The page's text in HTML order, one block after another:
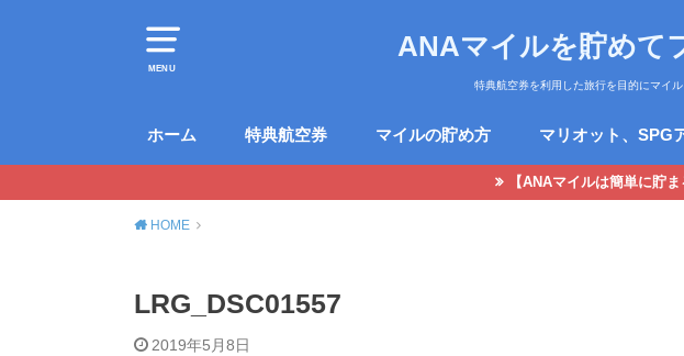
MENU
ANAマイルを貯めて
特典航空券を利用した旅行を目的にマイ
ホーム 特典航空券 マイルの貯め方 マリオット、SPG
【ANAマイルは簡単に貯
HOME
LRG_DSC01557
2019年5月8日